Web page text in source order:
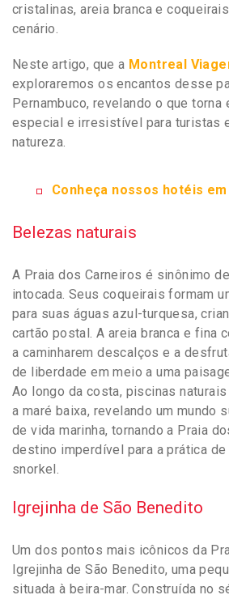
cristalinas, areia branca e
cenário.
Neste artigo, que a Montreal
exploraremos os encantos desse
Pernambuco, revelando o que torna
especial e irresistível para turistas
natureza.
Conheça nossos hotéis
Belezas naturais
A Praia dos Carneiros é sinônimo
intocada. Seus coqueirais formam
para suas águas azul-turquesa,
cartão postal. A areia branca e fina
a caminharem descalços e a
de liberdade em meio a uma
Ao longo da costa, piscinas
a maré baixa, revelando um mundo
de vida marinha, tornando a Praia
destino imperdível para a prática de
snorkel.
Igrejinha de São Benedito
Um dos pontos mais icônicos da
Igrejinha de São Benedito, uma
situada à beira-mar. Construída no